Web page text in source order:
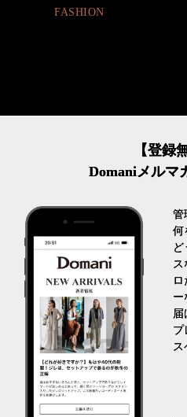
【登録
Domaniメルマ
管
何
ス
ロ
ー
届
プ
ス